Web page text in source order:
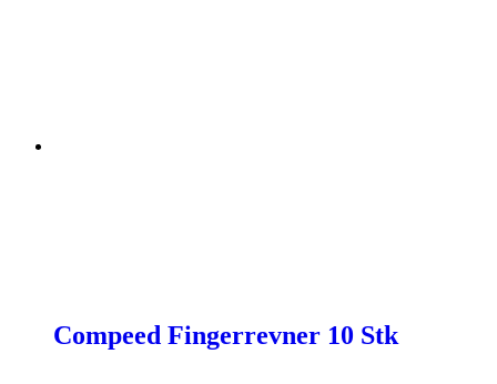
Compeed Fingerrevner 10 Stk